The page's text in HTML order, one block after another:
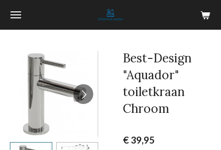
Ga
hoofdinhoud
Best-Design
"Aquador"
toiletkraan
Chroom
€ 39,95